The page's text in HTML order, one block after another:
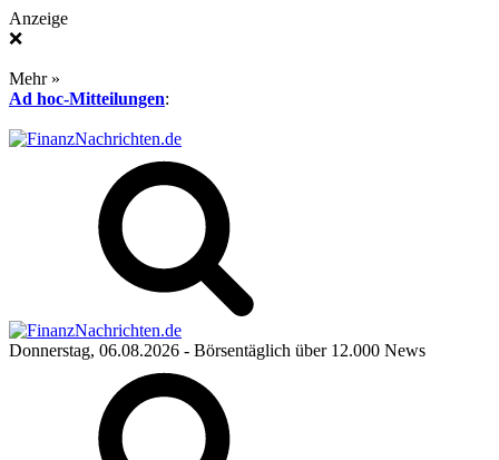
Anzeige
❌
Mehr »
Ad hoc-Mitteilungen:
Donnerstag, 06.08.2026 - Börsentäglich über 12.000 News